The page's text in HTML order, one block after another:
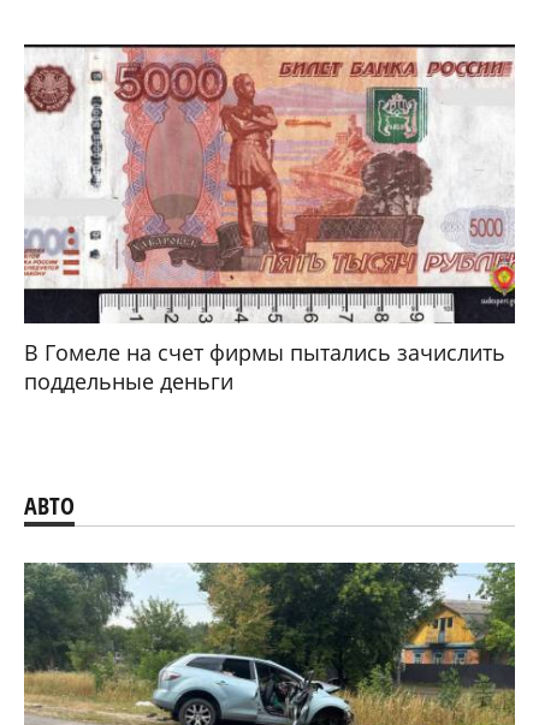
В Гомеле на счет фирмы пытались зачислить
поддельные деньги
АВТО